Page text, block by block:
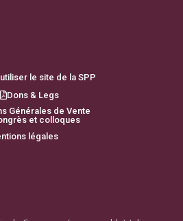
le site de la SPP
Dons & Legs
Générales de Vente
et colloques
légales